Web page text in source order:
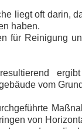
liegt oft darin,
haben.
für Reinigung
vom
von
daran, dass die